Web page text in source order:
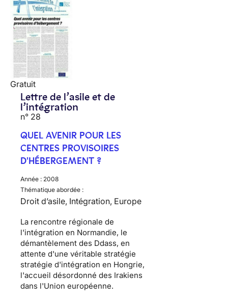
Gratuit
Lettre de l’asile et de
l’intégration
n° 28
QUEL AVENIR POUR LES
CENTRES PROVISOIRES
D'HÉBERGEMENT ?
Année : 2008
Thématique abordée :
Droit d’asile, Intégration, Europe
La rencontre régionale de
l'intégration en Normandie, le
démantèlement des Ddass, en
attente d'une véritable stratégie
stratégie d'intégration en Hongrie,
l'accueil désordonné des Irakiens
dans l'Union européenne.